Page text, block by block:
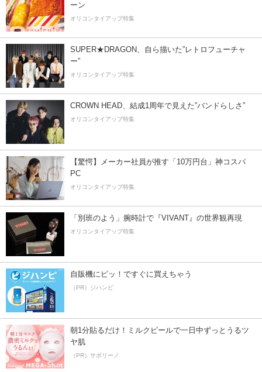
ーン
オリコンタイアップ特集
SUPER★DRAGON、自ら描いた”レトロフューチャ
ー”
オリコンタイアップ特集
CROWN HEAD、結成1周年で見えた”バンドらしさ”
オリコンタイアップ特集
【驚愕】メーカー社員が推す「10万円台」神コスパ
PC
オリコンタイアップ特集
「別班のよう」腕時計で『VIVANT』の世界観再現
オリコンタイアップ特集
自販機にピッ！ですぐに買えちゃう
（PR）ジハンピ
朝1分貼るだけ！ミルクピールで一日中ずっとうるツ
ヤ肌
（PR）サボリーノ